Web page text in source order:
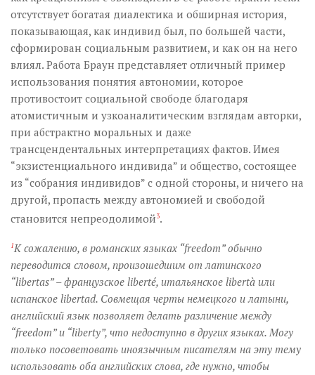
отсутствует богатая диалектика и обширная история,
показывающая, как индивид был, по большей части,
сформирован социальным развитием, и как он на него
влиял. Работа Браун представляет отличный пример
использования понятия автономии, которое
противостоит социальной свободе благодаря
атомистичным и узкоаналитическим взглядам авторки,
при абстрактно моральных и даже
трансцендентальных интерпретациях фактов. Имея
“экзистенциального индивида” и общество, состоящее
из “собрания индивидов” с одной стороны, и ничего на
другой, пропасть между автономией и свободой
становится непреодолимой3.
1К сожалению, в романских языках “freedom” обычно
переводится словом, произошедшим от латинского
“libertas” – французское liberté, итальянское libertà или
испанское libertad. Совмещая черты немецкого и латыни,
английский язык позволяет делать различение между
“freedom” и “liberty”, что недоступно в других языках. Могу
только посоветовать иноязычным писателям на эту тему
использовать оба английских слова, где нужно, чтобы